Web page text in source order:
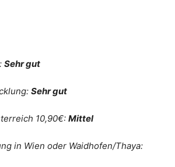
Sehr gut
Sehr gut
10,90€: Mittel
in Wien oder Waidhofen/Thaya: